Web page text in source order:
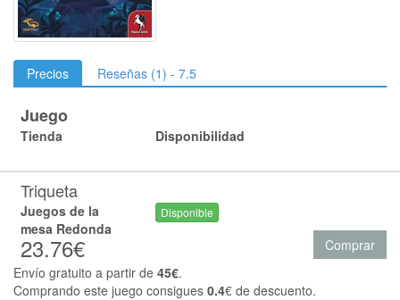
Precios Reseñas (1) - 7.5
Juego
Tienda Disponibilidad
Triqueta
Juegos de la
mesa Redonda
23.76€
Disponible
Comprar
Envío gratuito a partir de 45€.
Comprando este juego consigues 0.4€ de descuento.